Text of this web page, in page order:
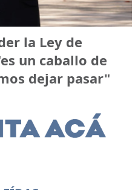
la Ley de
un caballo de
dejar pasar"